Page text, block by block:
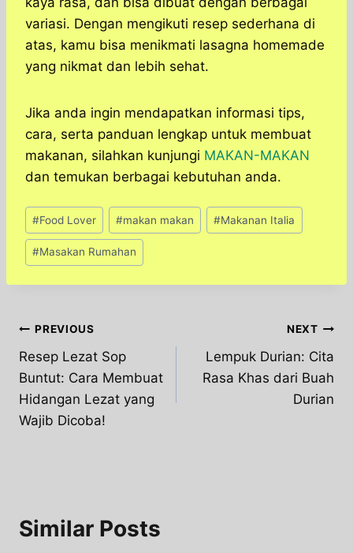
variasi. Dengan mengikuti resep sederhana di
atas, kamu bisa menikmati lasagna homemade
yang nikmat dan lebih sehat.
Jika anda ingin mendapatkan informasi tips,
cara, serta panduan lengkap untuk membuat
makanan, silahkan kunjungi MAKAN-MAKAN
dan temukan berbagai kebutuhan anda.
Post
Tags:
#Food Lover #makan makan #Makanan Italia
#Masakan Rumahan
Post
navigation
PREVIOUS
Resep Lezat Sop
Buntut: Cara Membuat
Hidangan Lezat yang
Wajib Dicoba!
NEXT
Lempuk Durian: Cita
Rasa Khas dari Buah
Durian
Similar Posts